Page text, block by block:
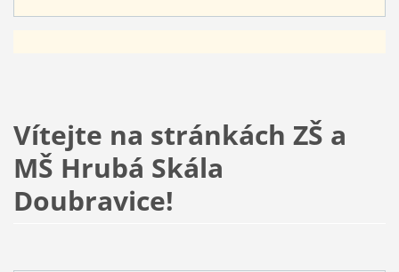
Vítejte na stránkách ZŠ a
MŠ Hrubá Skála
Doubravice!